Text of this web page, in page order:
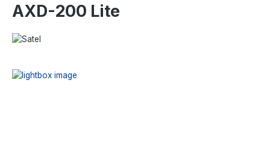
AXD-200 Lite